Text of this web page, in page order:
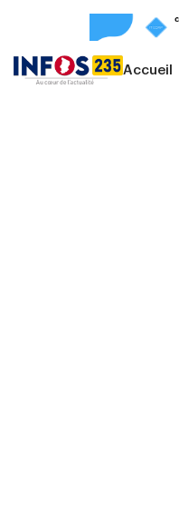
Accueil